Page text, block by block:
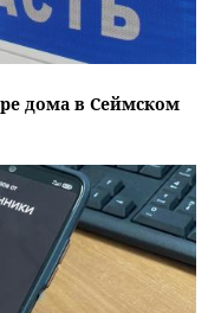
дома в Сеймском